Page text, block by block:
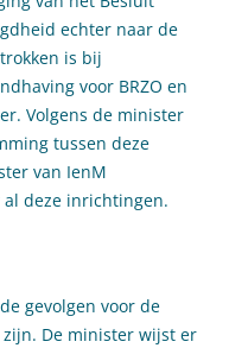
echter naar de
is bij
voor BRZO en
Volgens de minister
tussen deze
van IenM
deze inrichtingen.
gevolgen voor de
De minister wijst er